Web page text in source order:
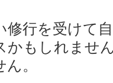
修行を受けて
かもしれませ
。